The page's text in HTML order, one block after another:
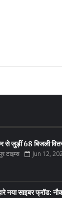
से जुड़ीं 68 बिजली
टाइम्स Jun 12,
नया साइबर फ्रॉड: